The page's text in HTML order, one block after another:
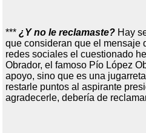
*** ¿Y no le reclamaste? Hay
que consideran que el mensaje
redes sociales el cuestionado
Obrador, el famoso Pío López
apoyo, sino que es una
restarle puntos al aspirante
agradecerle, debería de